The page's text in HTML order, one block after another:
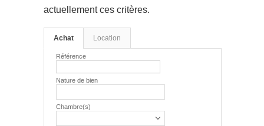
actuellement ces critères.
Achat Location
Référence
Nature de bien
Chambre(s)